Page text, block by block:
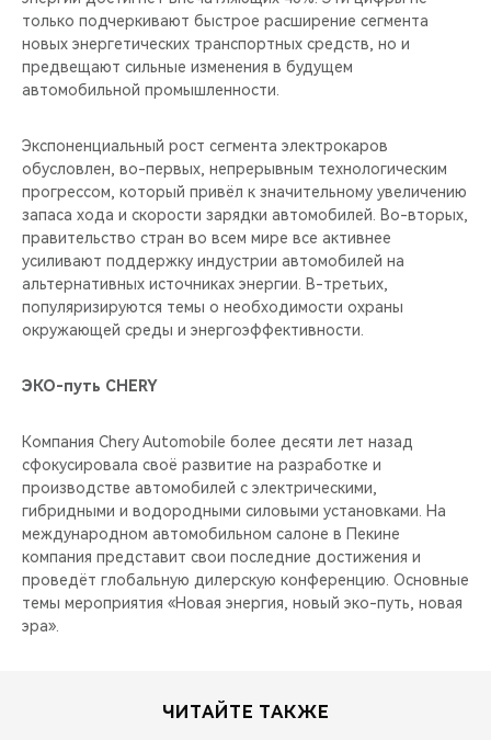
только подчеркивают быстрое расширение сегмента
новых энергетических транспортных средств, но и
предвещают сильные изменения в будущем
автомобильной промышленности.
Экспоненциальный рост сегмента электрокаров
обусловлен, во-первых, непрерывным технологическим
прогрессом, который привёл к значительному увеличению
запаса хода и скорости зарядки автомобилей. Во-вторых,
правительство стран во всем мире все активнее
усиливают поддержку индустрии автомобилей на
альтернативных источниках энергии. В-третьих,
популяризируются темы о необходимости охраны
окружающей среды и энергоэффективности.
ЭКО-путь CHERY
Компания Chery Automobile более десяти лет назад
сфокусировала своё развитие на разработке и
производстве автомобилей с электрическими,
гибридными и водородными силовыми установками. На
международном автомобильном салоне в Пекине
компания представит свои последние достижения и
проведёт глобальную дилерскую конференцию. Основные
темы мероприятия «Новая энергия, новый эко-путь, новая
эра».
ЧИТАЙТЕ ТАКЖЕ